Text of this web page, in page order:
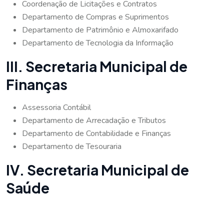
Coordenação de Licitações e Contratos
Departamento de Compras e Suprimentos
Departamento de Patrimônio e Almoxarifado
Departamento de Tecnologia da Informação
III. Secretaria Municipal de
Finanças
Assessoria Contábil
Departamento de Arrecadação e Tributos
Departamento de Contabilidade e Finanças
Departamento de Tesouraria
IV. Secretaria Municipal de
Saúde